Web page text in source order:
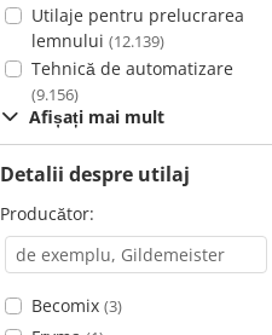
Utilaje pentru prelucrarea
lemnului (12.139)
Tehnică de automatizare
(9.156)
Afișați mai mult
Detalii despre utilaj
Producător:
Becomix (3)